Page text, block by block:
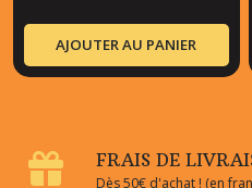
AJOUTER AU PANIER
FRAIS DE
Dès 50€ d'achat ! (en